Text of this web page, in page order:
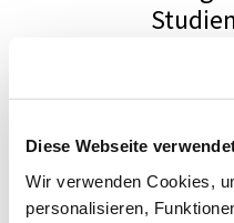
Diese Webseite
Wir verwenden Cookies,
personalisieren,
Bachelor,
Gaststudium,